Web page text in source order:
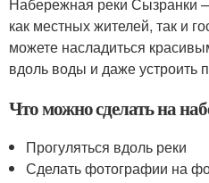
как местных жителей, так и
можете насладиться
вдоль воды и даже устроить
Что можно сделать на
Прогуляться вдоль реки
Сделать фотографии на